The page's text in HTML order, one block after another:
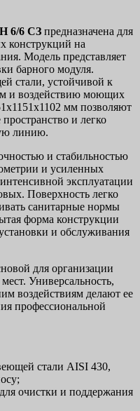
6/6 СЗ предназначена для
конструкций на
Модель представляет
барного модуля.
стали, устойчивой к
и воздействию моющих
мм позволяют
и легко
линию.
и стабильностью
и усиленных
эксплуатации
Поверхность легко
санитарные нормы
форма конструкции
и обслуживания
для организации
Универсальность,
воздействиям делают ее
профессиональной
стали AISI 430,
очистки и поддержания